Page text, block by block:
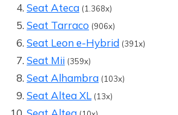
Seat Ateca (1.368x)
Seat Tarraco (906x)
Seat Leon e-Hybrid (391x)
Seat Mii (359x)
Seat Alhambra (103x)
Seat Altea XL (13x)